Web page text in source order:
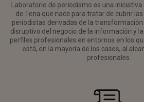
Laboratorio de periodismo es una
de Tena que nace para tratar de cubrir
periodistas derivadas de la
disruptivo del negocio de la información y
perfiles profesionales en entornos en los
está, en la mayoría de los casos, al
profesionales.